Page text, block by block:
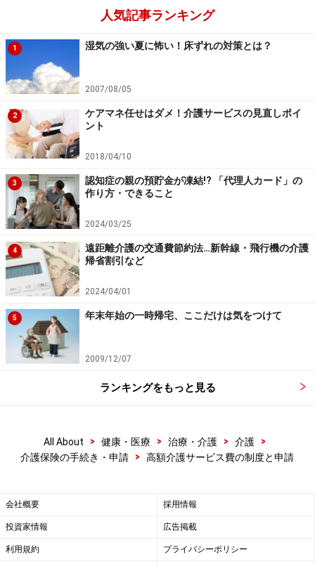
■世帯のなかに誰か1人でも市区町村民税を納めている人
自己負担額（月額）……夫：27,048円 ＋ 妻：
19,705円 ＝ 46,753円
戻ってくるお金（月額）……46,753円 － 上限額：
44,400円 ＝ 2,353円
戻ってくるお金（年額）……2,353円×12カ月 ＝
28,236円 → 年間で戻ってくるお金は0円
■市区町村民税非課税である場合
自己負担額（月額）……夫：27,048円 ＋ 妻：
19,705円 ＝ 46,753円
戻ってくるお金（月額）……46,753円 － 上限額：
24,600円 ＝ 22,153円
戻ってくるお金（年額）……22,153円×12カ月 ＝
265,836円
なんと、市区町村税を納めている場合は3万円弱、納め
ていない場合は26万円以上のお金が戻ってくることにな
高額介護サービス費の対象とならないサー
ビス
介護保険サービスのなかでも、下記のものは高額介護サ
ービス費の対象とならないので、気をつけましょう。
人気記事ランキング
1 湿気の強い夏に怖い！床ずれの対策とは？
2007/08/05
2
ケアマネ任せはダメ！介護サービスの見直しポイ
ント
2018/04/10
3
認知症の親の預貯金が凍結!? 「代理人カード」の
作り方・できること
2024/03/25
4
遠距離介護の交通費節約法…新幹線・飛行機の介護
帰省割引など
2024/04/01
5 年末年始の一時帰宅、ここだけは気をつけて
2009/12/07
ランキングをもっと見る
All About > 健康・医療 > 治療・介護 > 介護
>
介護保険の手続き・申請
> 高額介護サービス費の制度と申請
会社概要 採用情報
投資家情報 広告掲載
利用規約 プライバシーポリシー